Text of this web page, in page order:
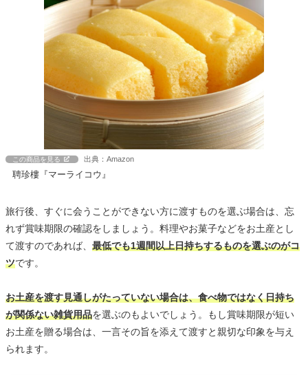
この商品を見る 出典：Amazon
聘珍樓『マーライコウ』
旅行後、すぐに会うことができない方に渡すものを選ぶ場合は、忘
れず賞味期限の確認をしましょう。料理やお菓子などをお土産とし
て渡すのであれば、 最低でも1週間以上日持ちするものを選ぶのがコ
ツです。
お土産を渡す見通しがたっていない場合は、食べ物ではなく日持ち
が関係ない雑貨用品を選ぶのもよいでしょう。もし賞味期限が短い
お土産を贈る場合は、一言その旨を添えて渡すと親切な印象を与え
られます。